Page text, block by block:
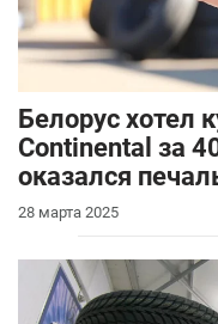
Белорус хотел
Continental за
оказался
28 марта 2025